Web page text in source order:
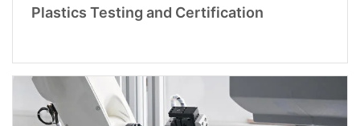
Plastics Testing and Certification